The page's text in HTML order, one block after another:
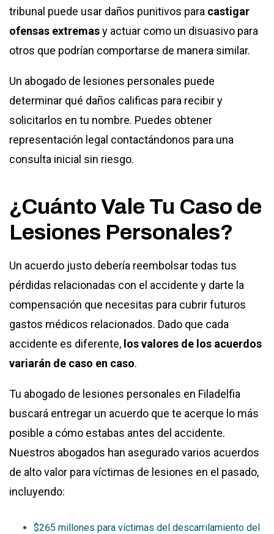
tribunal puede usar daños punitivos para castigar
ofensas extremasy actuar como un disuasivo para
otros que podrían comportarse de manera similar.
Un abogado de lesiones personales puede
determinar qué daños calificas para recibir y
solicitarlos en tu nombre. Puedes obtener
representación legal contactándonos para una
consulta inicial sin riesgo.
¿Cuánto Vale Tu Caso de
Lesiones Personales?
Un acuerdo justo debería reembolsar todas tus
pérdidas relacionadas con el accidente y darte la
compensación que necesitas para cubrir futuros
gastos médicos relacionados. Dado que cada
accidente es diferente, los valores de los acuerdos
variarán de caso en caso.
Tu abogado de lesiones personales en Filadelfia
buscará entregar un acuerdo que te acerque lo más
posible a cómo estabas antes del accidente.
Nuestros abogados han asegurado varios acuerdos
de alto valor para víctimas de lesiones en el pasado,
incluyendo:
$265 millones para víctimas del descarrilamiento del